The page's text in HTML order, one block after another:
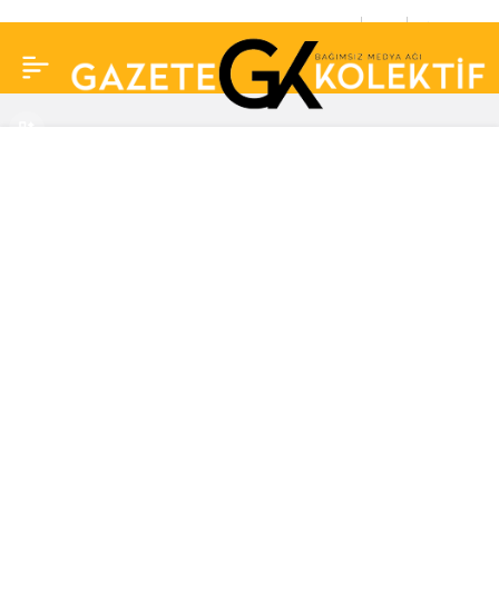
kimseyle görüşmek